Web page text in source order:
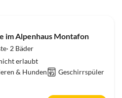
im Alpenhaus Montafon
2 Bäder
erlaubt
& Hunden
Geschirrspüler